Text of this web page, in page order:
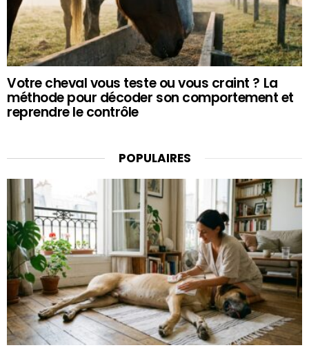
Votre cheval vous teste ou vous craint ? La
méthode pour décoder son comportement et
reprendre le contrôle
POPULAIRES